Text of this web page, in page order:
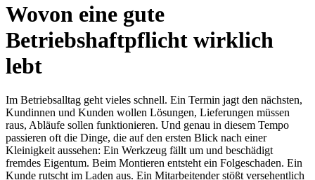
Wovon eine gute
Betriebshaftpflicht wirklich
lebt
Im Betriebsalltag geht vieles schnell. Ein Termin jagt den nächsten,
Kundinnen und Kunden wollen Lösungen, Lieferungen müssen
raus, Abläufe sollen funktionieren. Und genau in diesem Tempo
passieren oft die Dinge, die auf den ersten Blick nach einer
Kleinigkeit aussehen: Ein Werkzeug fällt um und beschädigt
fremdes Eigentum. Beim Montieren entsteht ein Folgeschaden. Ein
Kunde rutscht im Laden aus. Ein Mitarbeitender stößt versehentlich